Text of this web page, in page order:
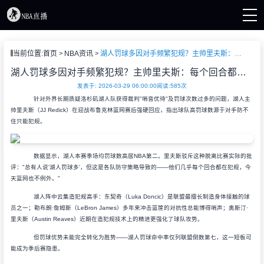
播
播
当前位置:首页 NBA资讯 湖人罚球多因对手频繁犯规？主帅里夫斯：每个回合都在对我们下手
湖人罚球多因对手频繁犯规？主帅里夫斯：每个回合都在对我们下手
发表于: 2026-03-29 06:00:00阅读:585次
针对外界长期质疑洛杉矶湖人队获得裁判"哨音优待"及罚球次数过多的问题，湖人主
帅里夫斯（JJ Redick）在迎战布鲁克林篮网赛后强硬回应，指出球队高罚球数源于对手防不
住只能犯规。
数据显示，湖人本赛季场均罚球数高居NBA第二。里夫斯驳斥这种脱离比赛实际的批
评："总有人说'湖人罚球多'，但这是各队防守策略导致的——他们几乎每个回合都在犯规，今
天篮网也不例外。"
湖人阵中云集造犯规高手：东契奇（Luka Doncic）是联盟最擅长制造身体接触的球
员之一；勒布朗·詹姆斯（LeBron James）多年来冲击篮筐的对抗性总能博得哨声；奥斯汀·
里夫斯（Austin Reaves）近期在造犯规技术上的精进更强化了球队攻势。
但罚球优势未能完全转化为胜势——湖人罚球命中率仅列联盟倒数第七，这一短板可
能成为季后赛隐患。